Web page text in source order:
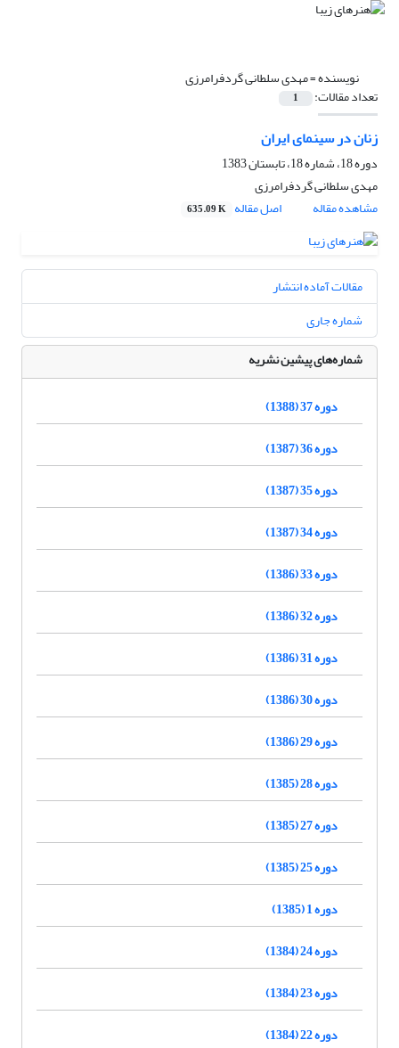
نویسنده =مهدی سلطانی گردفرامرزی
تعداد مقالات: 1
زنان در سینمای ایران
دوره 18، شماره 18، تابستان 1383
مهدی سلطانی گردفرامرزی
مشاهده مقاله
اصل مقاله 635.09 K
مقالات آماده انتشار
شماره جاری
شماره‌های پیشین نشریه
دوره 37 (1388)
دوره 36 (1387)
دوره 35 (1387)
دوره 34 (1387)
دوره 33 (1386)
دوره 32 (1386)
دوره 31 (1386)
دوره 30 (1386)
دوره 29 (1386)
دوره 28 (1385)
دوره 27 (1385)
دوره 25 (1385)
دوره 1 (1385)
دوره 24 (1384)
دوره 23 (1384)
دوره 22 (1384)